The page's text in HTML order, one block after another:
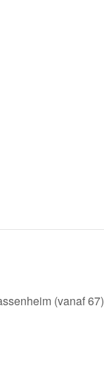
(vanaf 67)